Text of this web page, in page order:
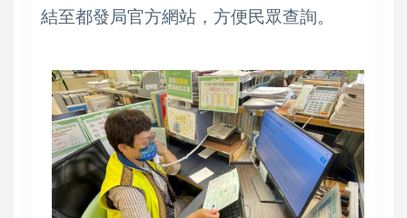
結至都發局官方網站，方便民眾查詢。